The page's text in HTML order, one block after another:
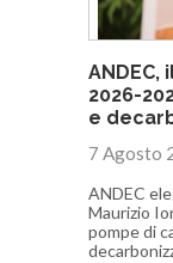
2026-
e
7 Agosto
ANDEC
Maurizio
pompe di